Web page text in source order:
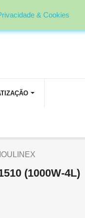
(1000W-4L)
& Cookies